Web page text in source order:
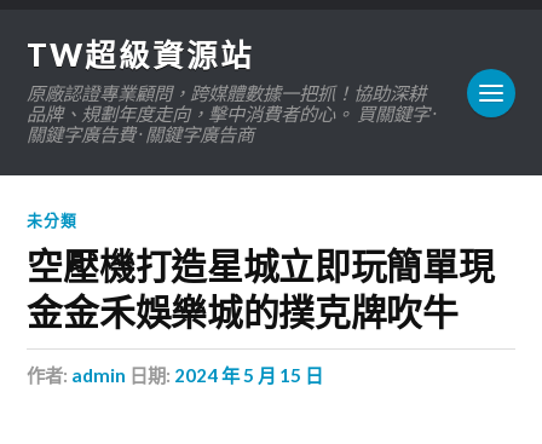
TW超級資源站
原廠認證專業顧問，跨媒體數據一把抓！協助深耕
品牌、規劃年度走向，擊中消費者的心。 買關鍵字 ·
關鍵字廣告費 · 關鍵字廣告商
未分類
空壓機打造星城立即玩簡單現
金金禾娛樂城的撲克牌吹牛
作者: admin 日期: 2024 年 5 月 15 日